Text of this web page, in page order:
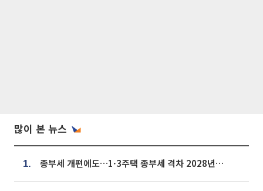
많이 본 뉴스
1. 종부세 개편에도…1·3주택 종부세 격차 2028년부터 확대